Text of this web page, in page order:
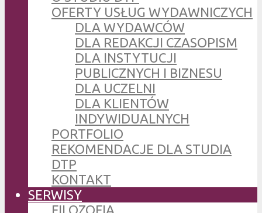
OFERTY USŁUG WYDAWNICZYCH
DLA WYDAWCÓW
DLA REDAKCJI CZASOPISM
DLA INSTYTUCJI
PUBLICZNYCH I BIZNESU
DLA UCZELNI
DLA KLIENTÓW
INDYWIDUALNYCH
PORTFOLIO
REKOMENDACJE DLA STUDIA
DTP
KONTAKT
SERWISY
FILOZOFIA